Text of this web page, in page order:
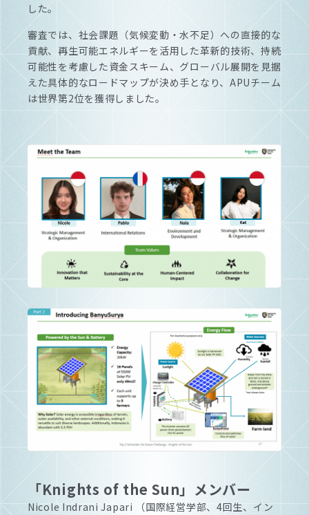
した。
審査では、社会課題（気候変動・水不足）への直接的な
貢献、再生可能エネルギーを活用した革新的技術、持続
可能性を考慮した資金スキーム、グローバル展開を見据
えた具体的なロードマップが決め手となり、APUチーム
は世界第2位を獲得しました。
「Knights of the Sun」メンバー
Nicole Indrani Japari （国際経営学部、4回生、イン